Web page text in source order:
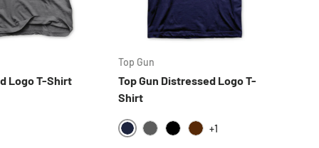
Logo T-Shirt
Top Gun
Top Gun Distressed Logo T-
Shirt
NAVYDARKGREY
BLACKBROWN
+1